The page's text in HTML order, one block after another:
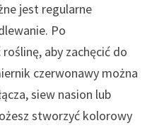
jest regularne
Po
aby zachęcić do
czerwonawy można
siew nasion lub
stworzyć kolorowy